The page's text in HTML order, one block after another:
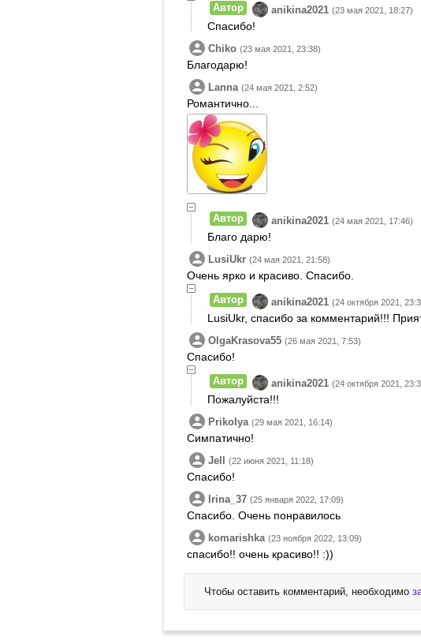
Автор anikina2021 (23 мая 2021, 18:27)
Спасибо!
Chiko (23 мая 2021, 23:38)
Благодарю!
Lanna (24 мая 2021, 2:52)
Романтично...
Автор anikina2021 (24 мая 2021, 17:46)
Благо дарю!
LusiUkr (24 мая 2021, 21:58)
Очень ярко и красиво. Спасибо.
Автор anikina2021 (24 октября 2021,
LusiUkr, спасибо за комментарий!!!
OlgaKrasova55 (26 мая 2021, 7:53)
Спасибо!
Автор anikina2021 (24 октября 2021,
Пожалуйста!!!
Prikolya (29 мая 2021, 16:14)
Симпатично!
Jell (22 июня 2021, 11:18)
Спасибо!
Irina_37 (25 января 2022, 17:09)
Спасибо. Очень понравилось
komarishka (23 ноября 2022, 13:09)
спасибо!! очень красиво!! :))
Чтобы оставить комментарий, необходимо